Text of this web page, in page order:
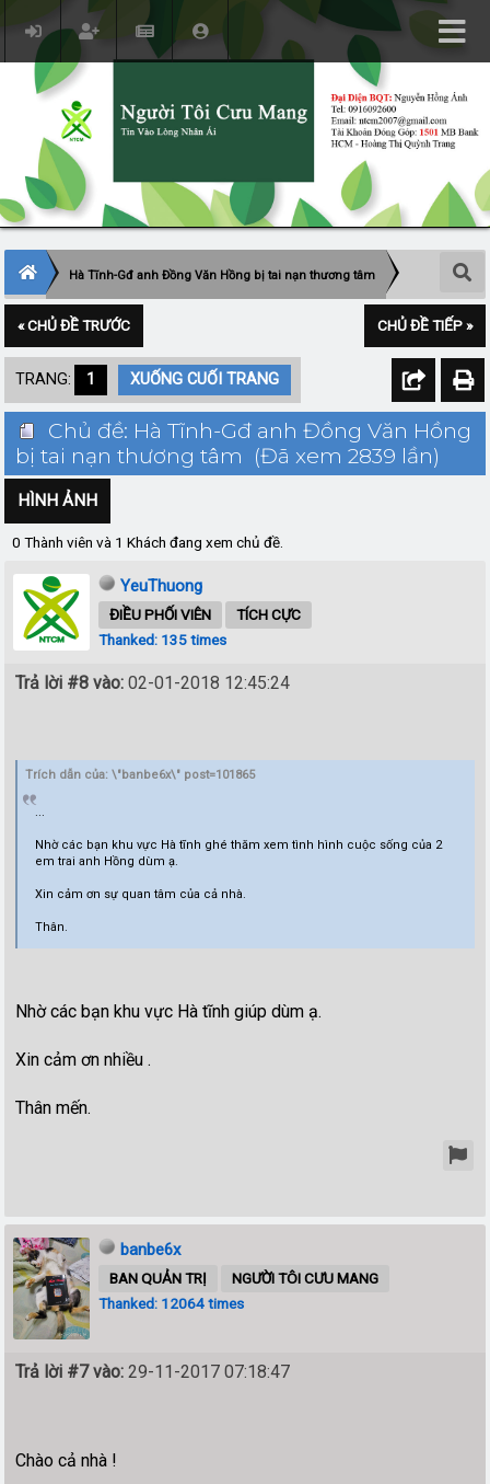
Hà Tĩnh-Gđ anh Đồng Văn Hồng bị tai nạn thương tâm
« CHỦ ĐỀ TRƯỚC CHỦ ĐỀ TIẾP »
TRANG: 1 XUỐNG CUỐI TRANG
Chủ đề: Hà Tĩnh-Gđ anh Đồng Văn Hồng
bị tai nạn thương tâm (Đã xem 2839 lần)
HÌNH ẢNH
0 Thành viên và 1 Khách đang xem chủ đề.
YeuThuong
ĐIỀU PHỐI VIÊN
TÍCH CỰC
Thanked: 135 times
Trả lời #8 vào: 02-01-2018 12:45:24
Trích dẫn của: \"banbe6x\" post=101865
...
Nhờ các bạn khu vực Hà tĩnh ghé thăm xem tình hình cuộc sống của 2
em trai anh Hồng dùm ạ.
Xin cảm ơn sự quan tâm của cả nhà.
Thân.
Nhờ các bạn khu vực Hà tĩnh giúp dùm ạ.
Xin cảm ơn nhiều .
Thân mến.
banbe6x
BAN QUẢN TRỊ
NGƯỜI TÔI CƯU MANG
Thanked: 12064 times
Trả lời #7 vào: 29-11-2017 07:18:47
Chào cả nhà !